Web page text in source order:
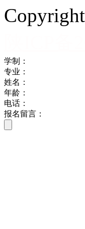
学制：
专业：
姓名：
年龄：
电话：
报名留言：